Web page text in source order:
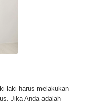
laki harus melakukan
Jika Anda adalah